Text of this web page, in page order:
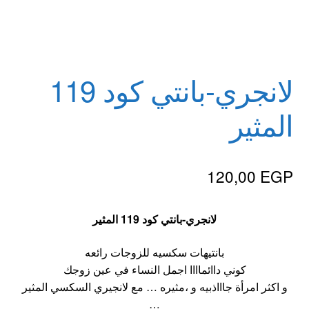
المتجر
تاتوهات مثيره
حسابي
زيوت مساج و نكهات للمداعبه
سلة المشتريات
لانجري-بانتي كود 119
المثير
120,00 EGP
لانجري-بانتي كود 119 المثير
بانتيهات سكسيه للزوجات رائعه
كوني داائماااا اجمل النساء في عين زوجك
و اكثر امرأة جاااذبيه و ،مثيره … مع لانجيري السكسي المثير
…